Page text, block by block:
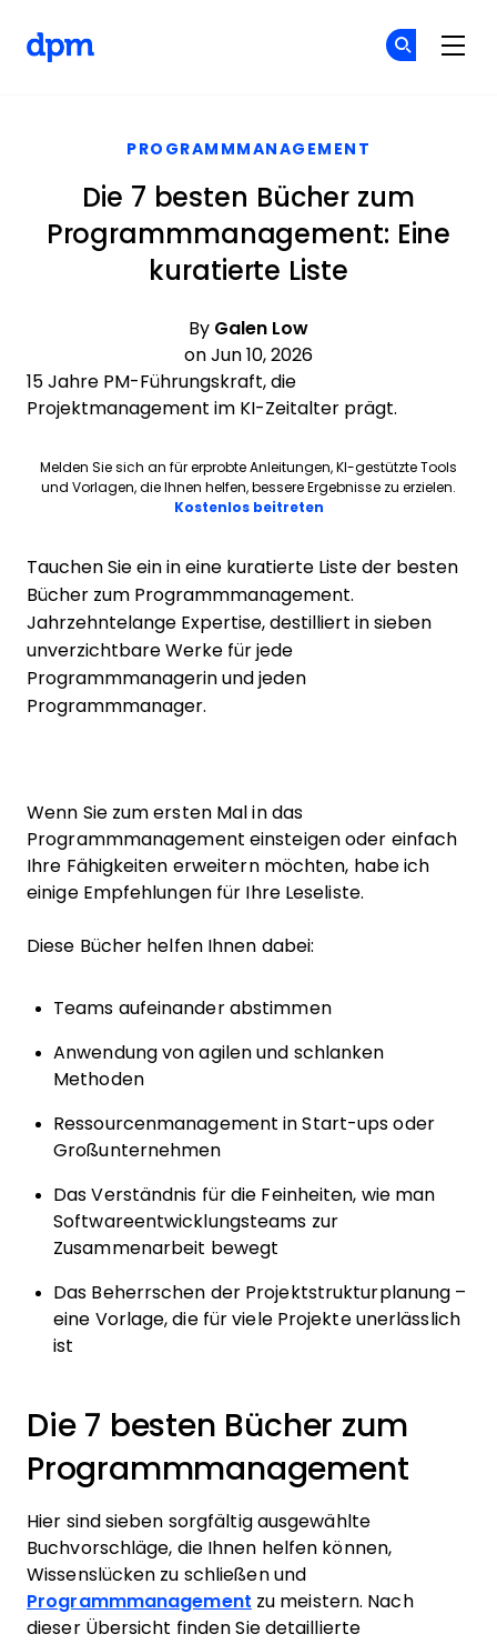
PROGRAMMMANAGEMENT
Die 7 besten Bücher zum
Programmmanagement: Eine
kuratierte Liste
By Galen Low
on Jun 10, 2026
15 Jahre PM-Führungskraft, die
Projektmanagement im KI-Zeitalter prägt.
Melden Sie sich an für erprobte Anleitungen, KI-gestützte Tools
und Vorlagen, die Ihnen helfen, bessere Ergebnisse zu erzielen.
Kostenlos beitretenOpens new window
Tauchen Sie ein in eine kuratierte Liste der besten
Bücher zum Programmmanagement.
Jahrzehntelange Expertise, destilliert in sieben
unverzichtbare Werke für jede
Programmmanagerin und jeden
Programmmanager.
Wenn Sie zum ersten Mal in das
Programmmanagement einsteigen oder einfach
Ihre Fähigkeiten erweitern möchten, habe ich
einige Empfehlungen für Ihre Leseliste.
Diese Bücher helfen Ihnen dabei:
Teams aufeinander abstimmen
Anwendung von agilen und schlanken
Methoden
Ressourcenmanagement in Start-ups oder
Großunternehmen
Das Verständnis für die Feinheiten, wie man
Softwareentwicklungsteams zur
Zusammenarbeit bewegt
Das Beherrschen der Projektstrukturplanung –
eine Vorlage, die für viele Projekte unerlässlich
ist
Die 7 besten Bücher zum
Programmmanagement
Hier sind sieben sorgfältig ausgewählte
Buchvorschläge, die Ihnen helfen können,
Wissenslücken zu schließen und
Programmmanagement zu meistern. Nach
dieser Übersicht finden Sie detaillierte